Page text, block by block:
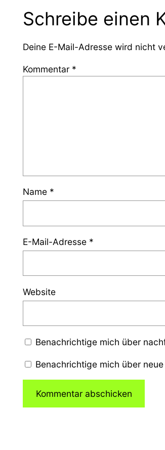
Schreibe einen
Deine E-Mail-Adresse wird nicht
Kommentar *
Name *
E-Mail-Adresse *
Website
Benachrichtige mich über
Benachrichtige mich über